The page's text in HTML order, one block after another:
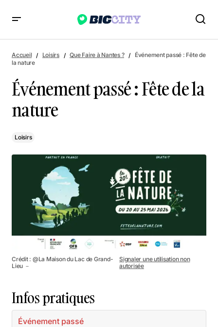
Événement passé : Fête de la nature
Accueil Loisirs Que Faire à Nantes ?
Événement passé : Fête de
la nature
Événement passé : Fête de la
nature
Loisirs
Crédit : @La Maison du Lac de Grand-
Lieu －
Signaler une utilisation non
autorisée
Infos pratiques
Événement passé